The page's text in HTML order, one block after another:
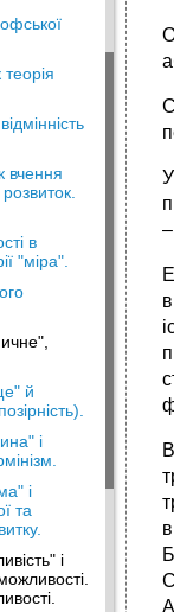
вчення
в
"міра".
й
і
і
та
і